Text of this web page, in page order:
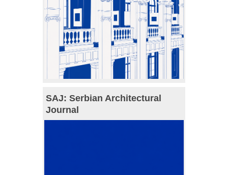
SAJ: Serbian Architectural
Journal